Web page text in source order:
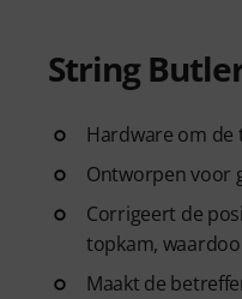
String
Hardware om
Ontworpen voor
Corrigeert de
topkam,
Maakt de